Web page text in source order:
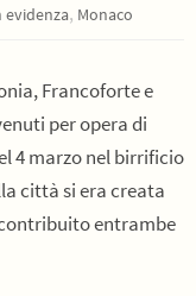
evidenza, Monaco
Francoforte e
per opera di
4 marzo nel birrificio
città si era creata
entrambe